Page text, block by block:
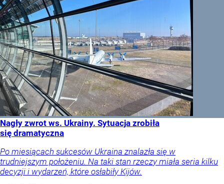
Nagły zwrot ws. Ukrainy. Sytuacja zrobiła
się dramatyczna
Po miesiącach sukcesów Ukraina znalazła się w
trudniejszym położeniu. Na taki stan rzeczy miała seria kilku
decyzji i wydarzeń, które osłabiły Kijów.